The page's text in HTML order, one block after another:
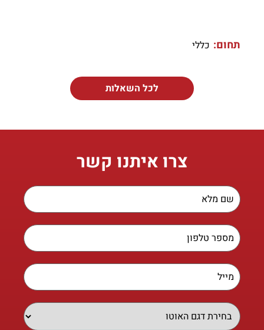
תחום: כללי
לכל השאלות
צרו איתנו קשר